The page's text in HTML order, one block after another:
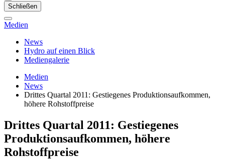
Schließen
Medien
News
Hydro auf einen Blick
Mediengalerie
Medien
News
Drittes Quartal 2011: Gestiegenes Produktionsaufkommen,
höhere Rohstoffpreise
Drittes Quartal 2011: Gestiegenes
Produktionsaufkommen, höhere
Rohstoffpreise